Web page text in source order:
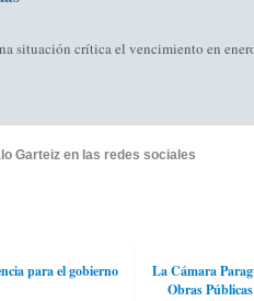
situación crítica el vencimiento en
Garteiz en las redes sociales
para el gobierno
La Cámara
Obras